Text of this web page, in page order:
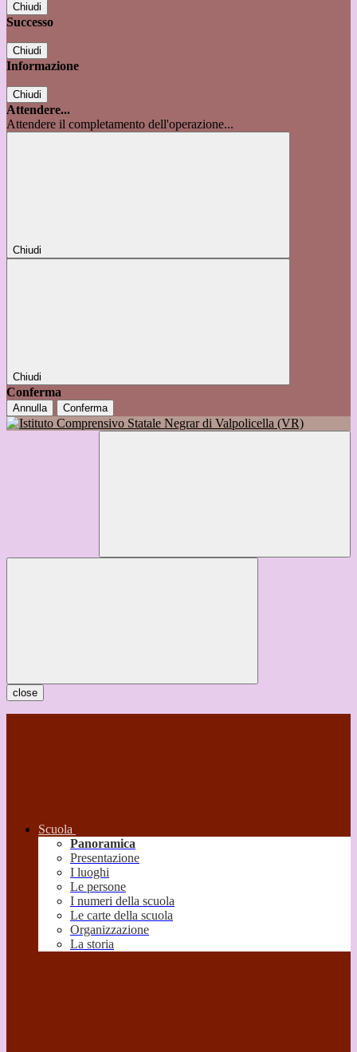
Chiudi
Successo
Chiudi
Informazione
Chiudi
Attendere...
Attendere il completamento dell'operazione...
Chiudi
Chiudi
Conferma
Annulla Conferma
close
Scuola
Panoramica
Presentazione
I luoghi
Le persone
I numeri della scuola
Le carte della scuola
Organizzazione
La storia